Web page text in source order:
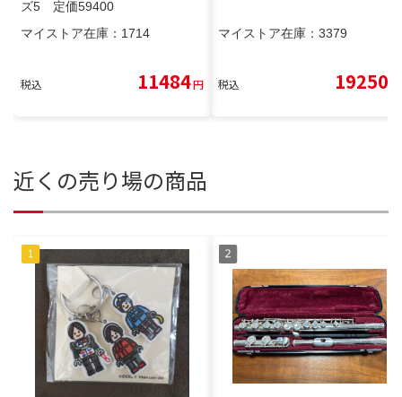
ズ5 定価59400
マイストア在庫： 1714
税込 11484円
マイストア在庫： 3379
税込 19250
近くの売り場の商品